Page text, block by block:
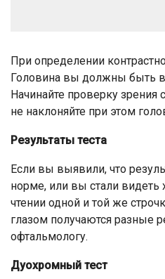
При определении
Головина вы должны быть
Начинайте проверку зрения
не наклоняйте при этом
Результаты теста
Если вы выявили, что
норме, или вы стали
чтении одной и той же
глазом получаются разные
офтальмологу.
Дуохромный тест